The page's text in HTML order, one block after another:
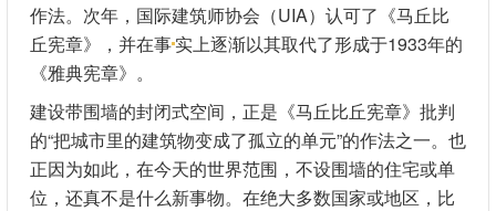
作法。次年，国际建筑师协会（UIA）认可了《马丘比
丘宪章》，并在事实上逐渐以其取代了形成于1933年的
《雅典宪章》。
建设带围墙的封闭式空间，正是《马丘比丘宪章》批判
的“把城市里的建筑物变成了孤立的单元”的作法之一。也
正因为如此，在今天的世界范围，不设围墙的住宅或单
位，还真不是什么新事物。在绝大多数国家或地区，比